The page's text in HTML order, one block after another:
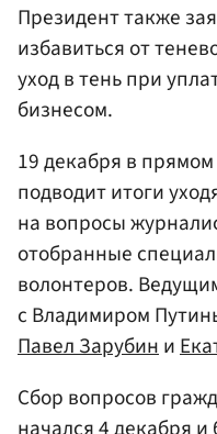
Президент также
избавиться от
уход в тень при
бизнесом.
19 декабря в
подводит итоги
на вопросы
отобранные
волонтеров.
с Владимиром
Павел Зарубини
Сбор вопросов